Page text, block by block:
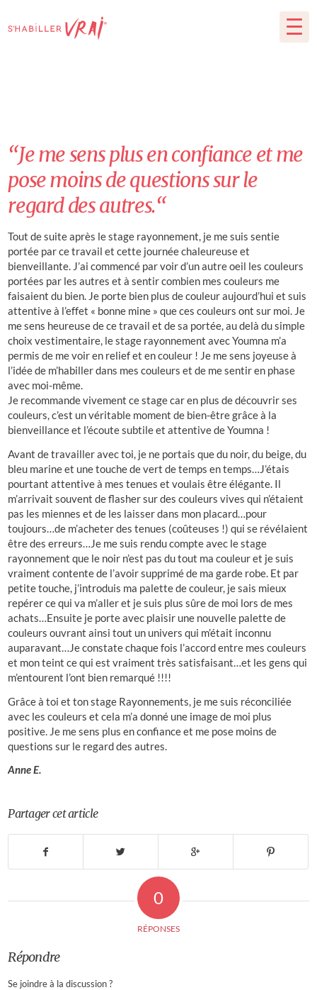
“Je me sens plus en confiance et me
pose moins de questions sur le
regard des autres.“
Tout de suite après le stage rayonnement, je me suis sentie
portée par ce travail et cette journée chaleureuse et
bienveillante. J’ai commencé par voir d’un autre oeil les couleurs
portées par les autres et à sentir combien mes couleurs me
faisaient du bien. Je porte bien plus de couleur aujourd’hui et suis
attentive à l’effet « bonne mine » que ces couleurs ont sur moi. Je
me sens heureuse de ce travail et de sa portée, au delà du simple
choix vestimentaire, le stage rayonnement avec Youmna m’a
permis de me voir en relief et en couleur ! Je me sens joyeuse à
l’idée de m’habiller dans mes couleurs et de me sentir en phase
avec moi-même.
Je recommande vivement ce stage car en plus de découvrir ses
couleurs, c’est un véritable moment de bien-être grâce à la
bienveillance et l’écoute subtile et attentive de Youmna !
Avant de travailler avec toi, je ne portais que du noir, du beige, du
bleu marine et une touche de vert de temps en temps…J’étais
pourtant attentive à mes tenues et voulais être élégante. Il
m’arrivait souvent de flasher sur des couleurs vives qui n’étaient
pas les miennes et de les laisser dans mon placard…pour
toujours…de m’acheter des tenues (coûteuses !) qui se révélaient
être des erreurs…Je me suis rendu compte avec le stage
rayonnement que le noir n’est pas du tout ma couleur et je suis
vraiment contente de l’avoir supprimé de ma garde robe. Et par
petite touche, j’introduis ma palette de couleur, je sais mieux
repérer ce qui va m’aller et je suis plus sûre de moi lors de mes
achats…Ensuite je porte avec plaisir une nouvelle palette de
couleurs ouvrant ainsi tout un univers qui m’était inconnu
auparavant…Je constate chaque fois l’accord entre mes couleurs
et mon teint ce qui est vraiment très satisfaisant…et les gens qui
m’entourent l’ont bien remarqué !!!!
Grâce à toi et ton stage Rayonnements, je me suis réconciliée
avec les couleurs et cela m’a donné une image de moi plus
positive. Je me sens plus en confiance et me pose moins de
questions sur le regard des autres.
Anne E.
Partager cet article
0
RÉPONSES
Répondre
Se joindre à la discussion ?